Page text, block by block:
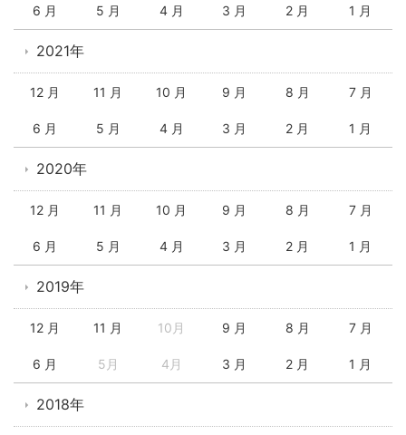
6 月 5 月 4 月 3 月 2 月 1 月
2021年
12 月 11 月 10 月 9 月 8 月 7 月
6 月 5 月 4 月 3 月 2 月 1 月
2020年
12 月 11 月 10 月 9 月 8 月 7 月
6 月 5 月 4 月 3 月 2 月 1 月
2019年
12 月 11 月 10月 9 月 8 月 7 月
6 月 5月 4月 3 月 2 月 1 月
2018年